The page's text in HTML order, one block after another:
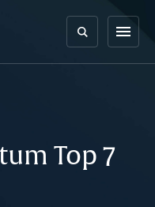
menu
Top 7